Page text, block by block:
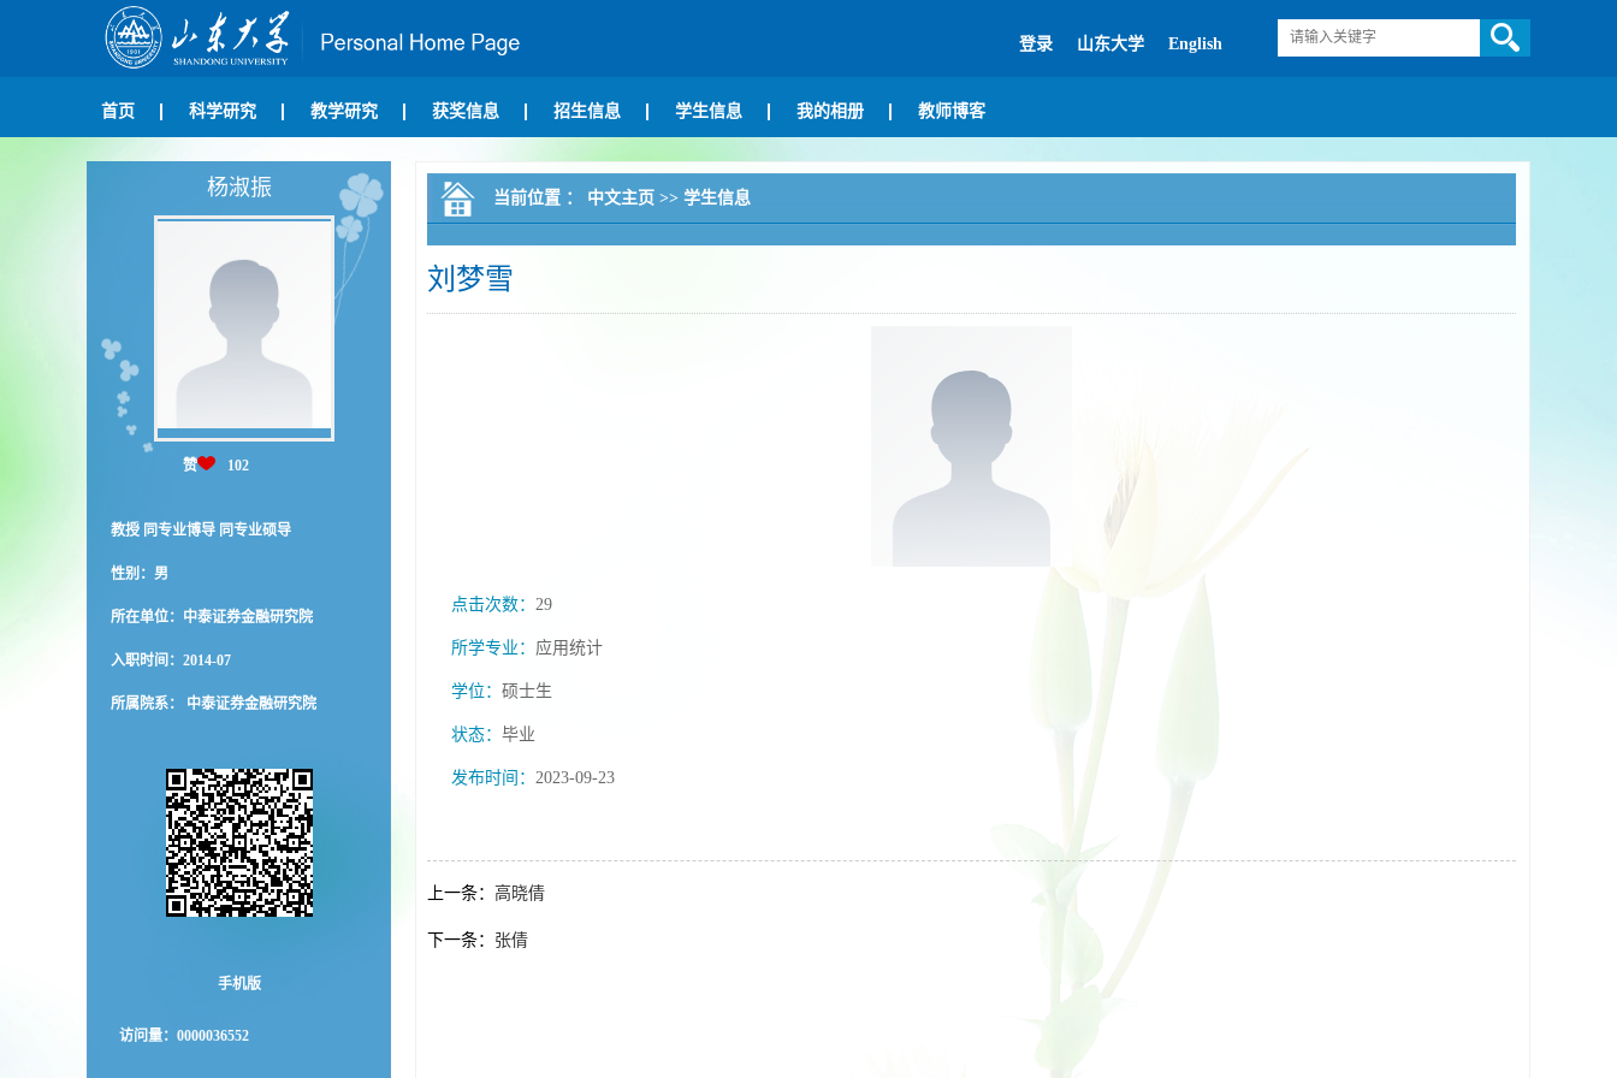
登录 山东大学 English
首页 科学研究 教学研究 获奖信息 招生信息 学生信息 我的相册 教师博客
杨淑振
赞 102
教授 同专业博导 同专业硕导
性别：男
所在单位：中泰证券金融研究院
入职时间：2014-07
所属院系： 中泰证券金融研究院
手机版
访问量： 0000036552
当前位置 ： 中文主页 >> 学生信息
刘梦雪
点击次数： 29
所学专业： 应用统计
学位： 硕士生
状态： 毕业
发布时间： 2023-09-23
上一条： 高晓倩
下一条： 张倩